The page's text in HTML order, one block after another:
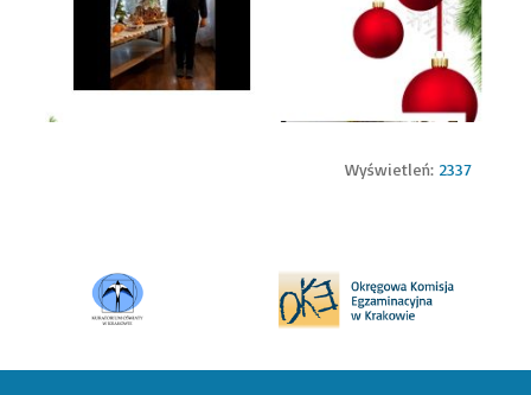
Wyświetleń: 2337